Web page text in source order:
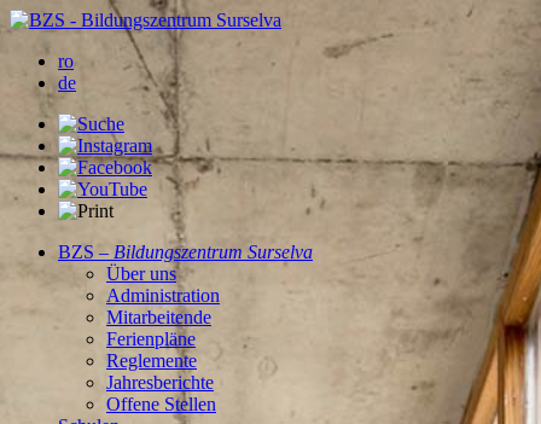
ro
de
BZS – Bildungszentrum Surselva
Über uns
Administration
Mitarbeitende
Ferienpläne
Reglemente
Jahresberichte
Offene Stellen